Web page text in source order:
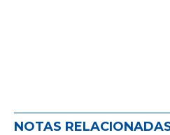
NOTAS